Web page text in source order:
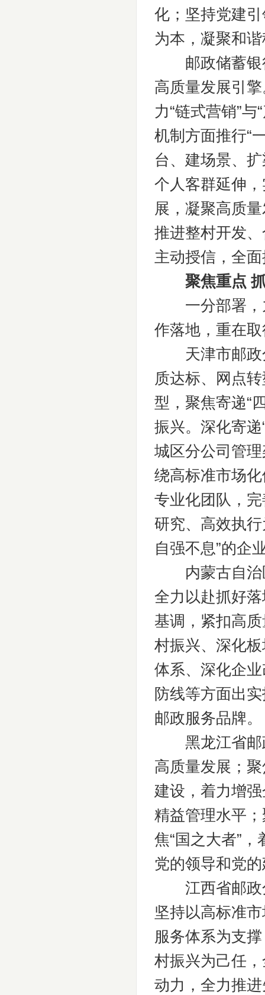
化；坚持党建
为本，凝聚和
邮政储蓄银行
高质量发展引
力“链式营销”
机制方面推行“
台、建场景、
个人客群延伸
展，凝聚高质
推进整村开发
主动授信，全
聚焦重点
一分部署，九
作落地，重在
天津市邮政分
质达标、网点
型，聚焦寄递“
振兴。深化寄
城区分公司管
绕高标准市场
专业化团队，
研究、高效执
自强不息”的企
内蒙古自治区
全力以赴抓好
基调，紧扣高
村振兴、深化
体系、深化企
防线等方面出
邮政服务品牌。
黑龙江省邮政
高质量发展；
建设，着力增
精益管理水平
焦“国之大者”
党的领导和党
江西省邮政分
坚持以高标准
服务体系为支
村振兴为己任
动力，全力推